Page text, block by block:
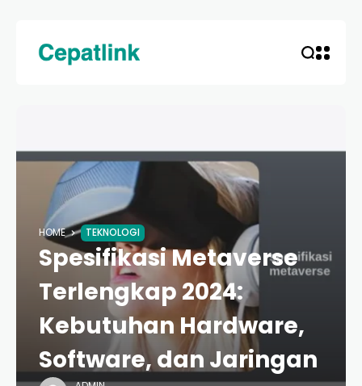
HOME TEKNOLOGI
Spesifikasi Metaverse
Terlengkap 2024:
Kebutuhan Hardware,
Software, dan Jaringan